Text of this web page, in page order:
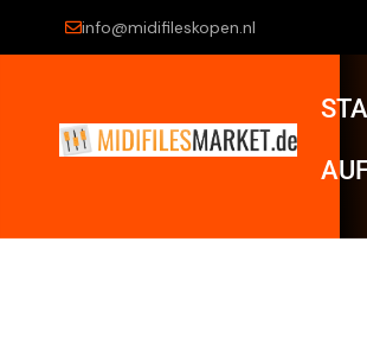
info@midifileskopen.nl